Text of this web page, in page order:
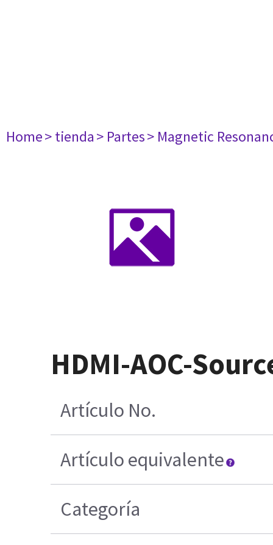
Home> tienda> Partes> Magnetic
HDMI-AOC-
Artículo No.
Artículo equivalente
Categoría